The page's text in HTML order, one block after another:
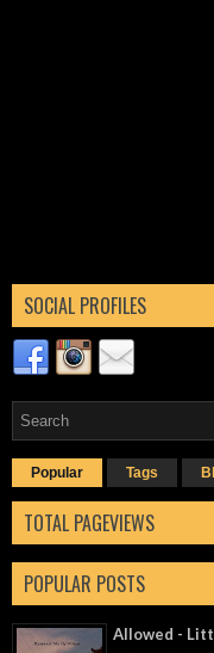
SOCIAL PROFILES
Popular Tags
TOTAL PAGEVIEWS
POPULAR POSTS
Allowed -